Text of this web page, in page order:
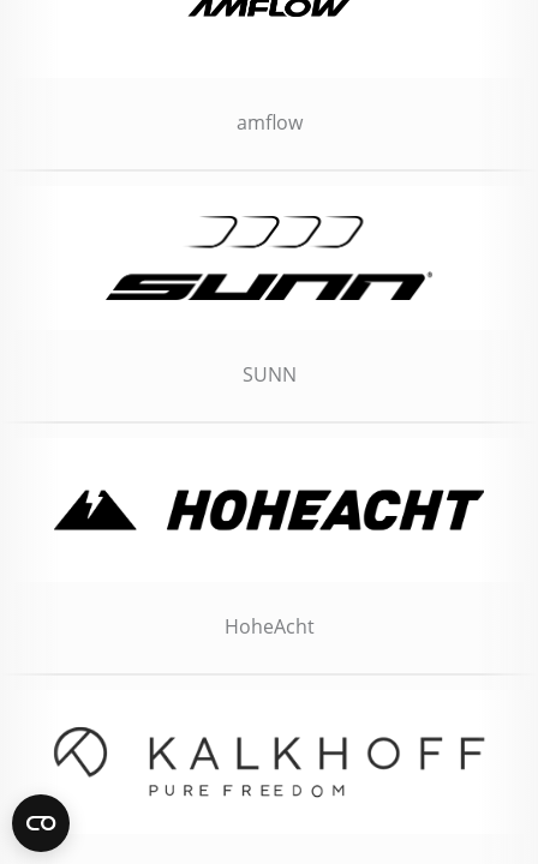
amflow
SUNN
HoheAcht